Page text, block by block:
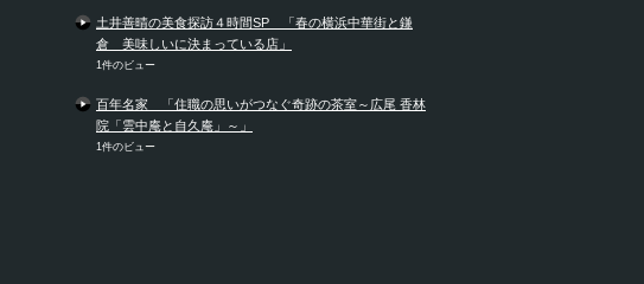
土井善晴の美食探訪４時間SP 「春の横浜中華街と鎌
倉 美味しいに決まっている店」
1件のビュー
百年名家 「住職の思いがつなぐ奇跡の茶室～広尾 香林
院「雲中庵と自久庵」～」
1件のビュー